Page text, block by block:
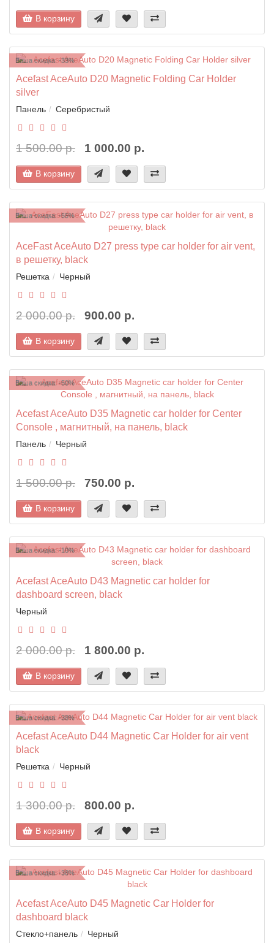
В корзину
Ваша скидка: -33%
Acefast AceAuto D20 Magnetic Folding Car Holder
silver
Панель Серебристый
1 500.00 р. 1 000.00 р.
В корзину
Ваша скидка: -55%
AceFast AceAuto D27 press type car holder for air vent,
в решетку, black
Решетка Черный
2 000.00 р. 900.00 р.
В корзину
Ваша скидка: -50%
Acefast AceAuto D35 Magnetic car holder for Center
Console , магнитный, на панель, black
Панель Черный
1 500.00 р. 750.00 р.
В корзину
Ваша скидка: -10%
Acefast AceAuto D43 Magnetic car holder for
dashboard screen, black
Черный
2 000.00 р. 1 800.00 р.
В корзину
Ваша скидка: -38%
Acefast AceAuto D44 Magnetic Car Holder for air vent
black
Решетка Черный
1 300.00 р. 800.00 р.
В корзину
Ваша скидка: -38%
Acefast AceAuto D45 Magnetic Car Holder for
dashboard black
Стекло+панель Черный